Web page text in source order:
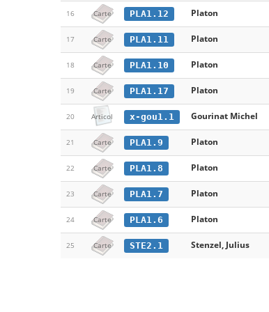
16 Carte PLA1.12 Platon
17 Carte PLA1.11 Platon
18 Carte PLA1.10 Platon
19 Carte PLA1.17 Platon
20 Articol x-gou1.1 Gourinat Michel
21 Carte PLA1.9 Platon
22 Carte PLA1.8 Platon
23 Carte PLA1.7 Platon
24 Carte PLA1.6 Platon
25 Carte STE2.1 Stenzel, Julius